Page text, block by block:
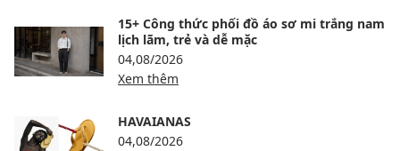
15+ Công thức phối đồ áo sơ mi trắng nam
lịch lãm, trẻ và dễ mặc
04,08/2026
Xem thêm
HAVAIANAS
04,08/2026